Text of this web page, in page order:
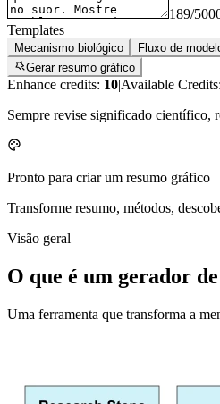
189/
Templates
Mecanismo biológico Fluxo de
Gerar resumo gráfico
Enhance credits: 10|Available Credits:
Sempre revise significado científico,
Pronto para criar um resumo gráfico
Transforme resumo, métodos,
Visão geral
O que é um gerador
Uma ferramenta que transforma a